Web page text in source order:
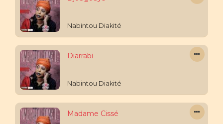
Nabintou Diakité
Diarrabi
Nabintou Diakité
Madame Cissé